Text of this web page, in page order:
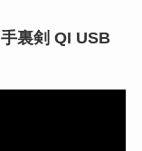
裏剣 QI USB